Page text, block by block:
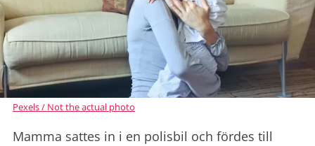
Pexels / Not the actual photo
Mamma sattes in i en polisbil och fördes till